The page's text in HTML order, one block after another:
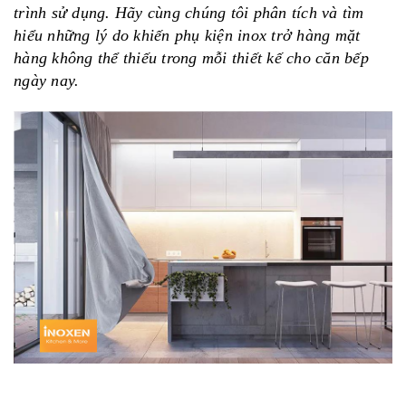
trình sử dụng. Hãy cùng chúng tôi phân tích và tìm
hiểu những lý do khiến phụ kiện inox trở hàng mặt
hàng không thể thiếu trong mỗi thiết kế cho căn bếp
ngày nay.